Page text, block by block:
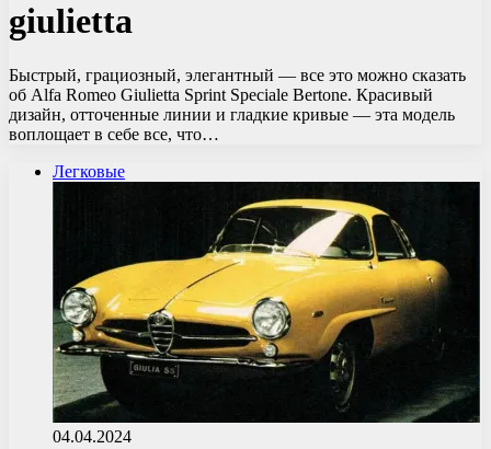
giulietta
Быстрый, грациозный, элегантный — все это можно сказать
об Alfa Romeo Giulietta Sprint Speciale Bertone. Красивый
дизайн, отточенные линии и гладкие кривые — эта модель
воплощает в себе все, что…
Легковые
04.04.2024